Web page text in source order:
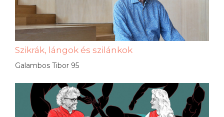
Szikrák, lángok és szilánkok
Galambos Tibor 95